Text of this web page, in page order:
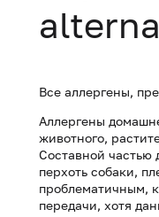
Все аллергены,
Аллергены
животного,
Составной частью
перхоть собаки,
проблематичным,
передачи, хотя